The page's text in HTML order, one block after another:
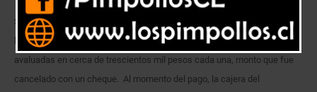
Según antecedentes entregados por la policía civil, J.A.T.J. concurrió
hasta un local comercial de la comuna, para comprar dos motosierras
avaluadas en cerca de trescientos mil pesos cada una, monto que fue
cancelado con un cheque. Al momento del pago, la cajera del